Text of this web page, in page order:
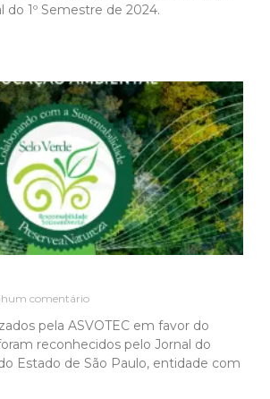
do 1º Semestre de 2024.
comentário
pela ASVOTEC em favor do
reconhecidos pelo Jornal do
Estado de São Paulo, entidade com